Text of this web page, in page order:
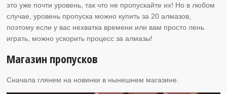
это уже почти уровень, так что не пропускайте их! Но в любом
случае, уровень пропуска можно купить за 20 алмазов,
поэтому если у вас нехватка времени или вам просто лень
играть, можно ускорить процесс за алмазы!
Магазин пропусков
Сначала глянем на новинки в нынешнем магазине.